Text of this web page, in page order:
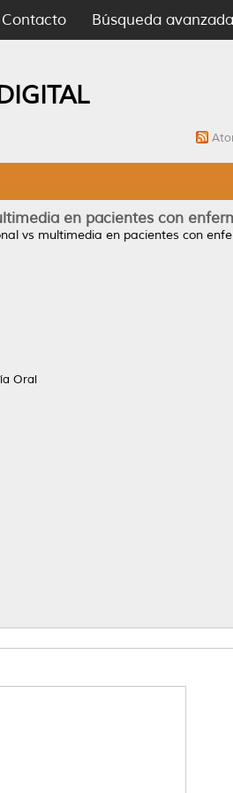
Contacto Búsqueda avanzada
en pacientes con
vs multimedia en pacientes con
Oral